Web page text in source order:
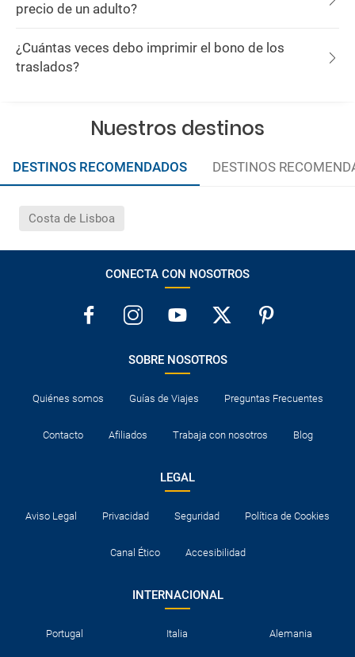
precio de un adulto?
¿Cuántas veces debo imprimir el bono de los
traslados?
Nuestros destinos
DESTINOS RECOMENDADOS DESTINOS
Costa de Lisboa
CONECTA CON NOSOTROS
SOBRE NOSOTROS
Quiénes somos Guías de Viajes Preguntas Frecuentes
Contacto Afiliados Trabaja con nosotros Blog
LEGAL
Aviso Legal Privacidad Seguridad Política de Cookies
Canal Ético Accesibilidad
INTERNACIONAL
Portugal Italia Alemania